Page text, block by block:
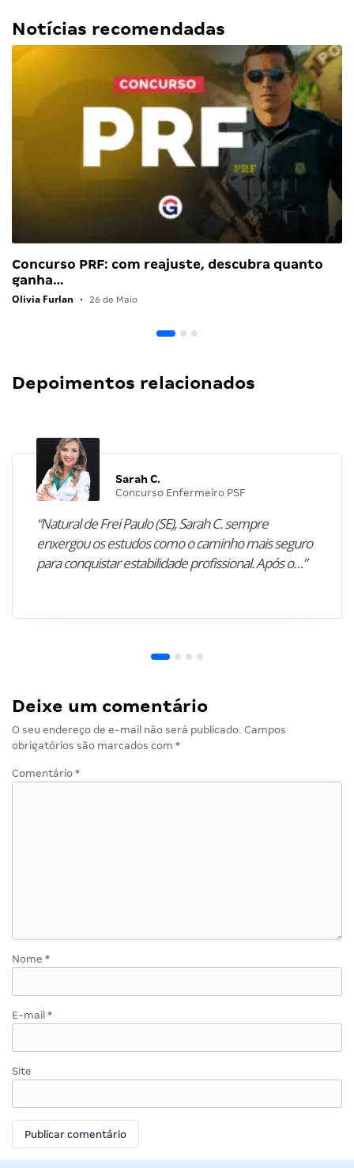
Notícias recomendadas
Concurso PRF: com reajuste, descubra quanto
ganha…
Olivia Furlan • 26 de Maio
Depoimentos relacionados
Sarah C.
Concurso Enfermeiro PSF
“Natural de Frei Paulo (SE), Sarah C. sempre
enxergou os estudos como o caminho mais seguro
para conquistar estabilidade profissional. Após o…”
Deixe um comentário
O seu endereço de e-mail não será publicado. Campos
obrigatórios são marcados com *
Comentário *
Nome *
E-mail *
Site